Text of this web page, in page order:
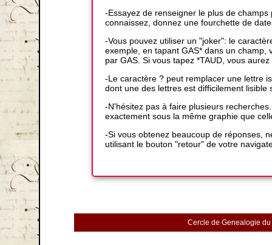
-Essayez de renseigner le plus de
connaissez, donnez une fourchette de
-Vous pouvez utiliser un "joker": le
exemple, en tapant GAS* dans un
par GAS. Si vous tapez *TAUD, vous
-Le caractère ? peut remplacer une lettre
dont une des lettres est difficilement lisible
-N'hésitez pas à faire plusieurs
exactement sous la même graphie que
-Si vous obtenez beaucoup de réponses,
utilisant le bouton "retour" de votre
Cercle de Genealogie